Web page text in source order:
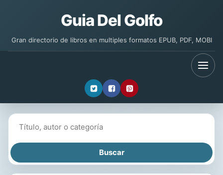
Guia Del Golfo
Gran directorio de libros en multiples formatos EPUB, PDF, MOBI